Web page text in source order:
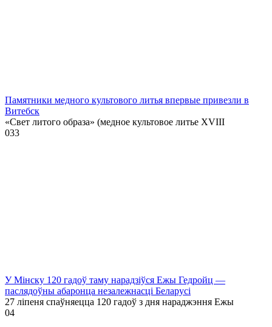
Памятники медного культового литья впервые привезли в
Витебск
«Свет литого образа» (медное культовое литье XVIII
033
У Мінску 120 гадоў таму нарадзіўся Ежы Гедройц —
паслядоўны абаронца незалежнасці Беларусі
27 ліпеня спаўняецца 120 гадоў з дня нараджэння Ежы
04